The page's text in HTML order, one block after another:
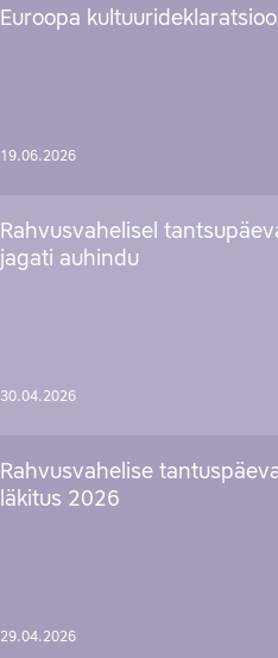
Euroopa
19.06.2026
Rahvusvahelisel
jagati auhindu
30.04.2026
Rahvusvahelise
läkitus 2026
29.04.2026